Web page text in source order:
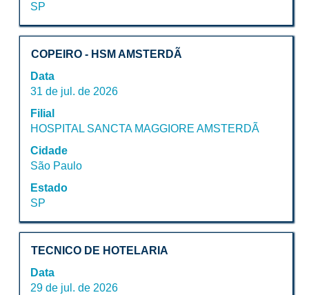
SP
todas
as
informações
dela.
Título
COPEIRO - HSM AMSTERDÃ
Data
31 de jul. de 2026
Filial
HOSPITAL SANCTA MAGGIORE AMSTERDÃ
Cidade
São Paulo
Estado
SP
Selecione
vaga
com
a
barra
de
espaço
para
visualizar
todas
as
informações
dela.
Título
TECNICO DE HOTELARIA
Data
29 de jul. de 2026
Selecione
vaga